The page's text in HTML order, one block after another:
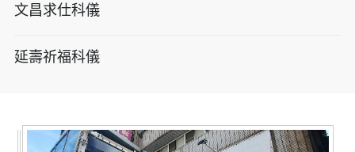
文昌求仕科儀
延壽祈福科儀